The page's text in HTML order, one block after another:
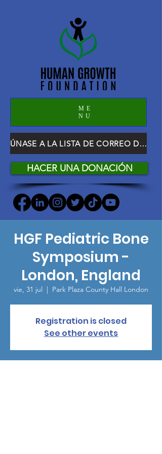
ME
NU
ÚNASE A LA LISTA DE CORREO DE HGF
HACER UNA DONACIÓN
HGF Pediatric Bone
Symposium -
London, England
vie, 31 jul
  |
Park Plaza County Hall London
Registration is closed
See other events